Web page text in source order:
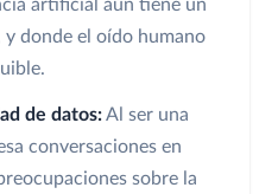
artificial aún tiene un
donde el oído humano
de datos:Al ser una
conversaciones en
sobre la